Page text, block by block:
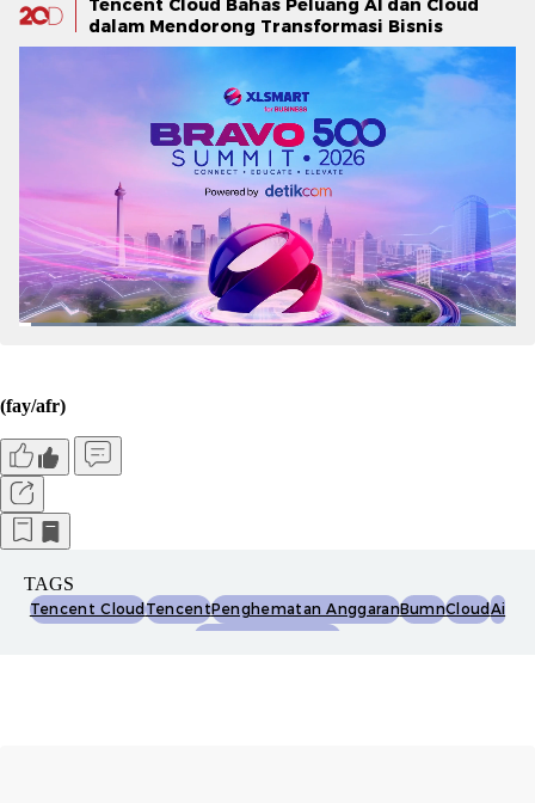
Tencent Cloud Bahas Peluang AI dan Cloud
dalam Mendorong Transformasi Bisnis
(fay/afr)
TAGS
Tencent CloudTencentPenghematan AnggaranBumnCloudAi